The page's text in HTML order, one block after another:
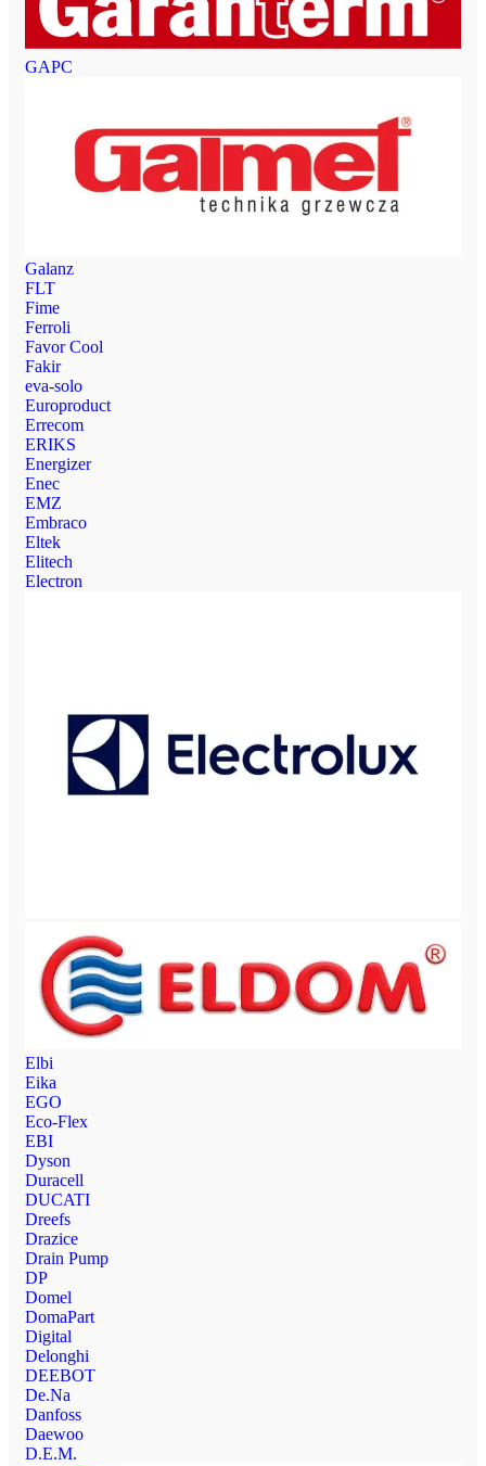
GAPC
Galanz
FLT
Fime
Ferroli
Favor Cool
Fakir
eva-solo
Europroduct
Errecom
ERIKS
Energizer
Enec
EMZ
Embraco
Eltek
Elitech
Electron
Elbi
Eika
EGO
Eco-Flex
EBI
Dyson
Duracell
DUCATI
Dreefs
Drazice
Drain Pump
DP
Domel
DomaPart
Digital
Delonghi
DEEBOT
De.Na
Danfoss
Daewoo
D.E.M.